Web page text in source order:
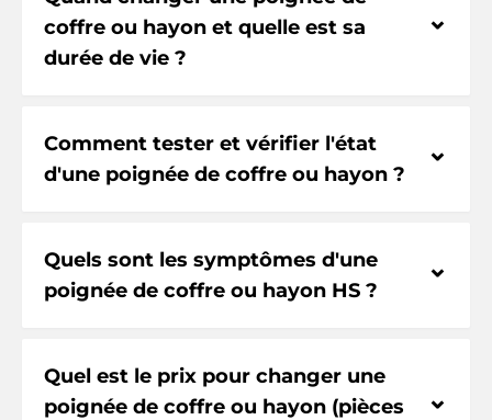
coffre ou hayon et quelle est sa
durée de vie ?
⌃
Comment tester et vérifier l'état
d'une poignée de coffre ou hayon ?
⌃
Quels sont les symptômes d'une
poignée de coffre ou hayon HS ?
⌃
Quel est le prix pour changer une
poignée de coffre ou hayon (pièces
⌃